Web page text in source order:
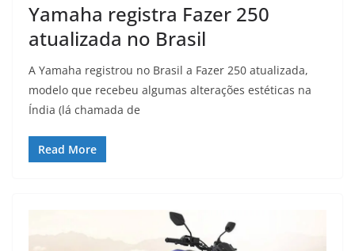
Yamaha registra Fazer 250
atualizada no Brasil
A Yamaha registrou no Brasil a Fazer 250 atualizada,
modelo que recebeu algumas alterações estéticas na
Índia (lá chamada de
Read More